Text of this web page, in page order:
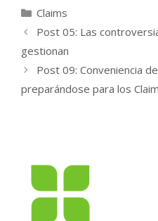
Claims
Post 05: Las
gestionan
Post 09: Conveniencia
preparándose para los